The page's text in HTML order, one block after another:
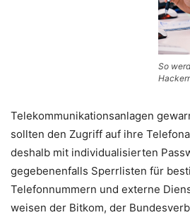
So
Telekommunikationsanlagen
sollten den Zugriff auf ihre
deshalb mit individualisierten
gegebenenfalls Sperrlisten für
Telefonnummern und externe
weisen der Bitkom, der